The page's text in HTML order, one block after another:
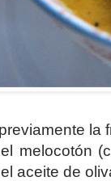
la
melocotón
aceite de